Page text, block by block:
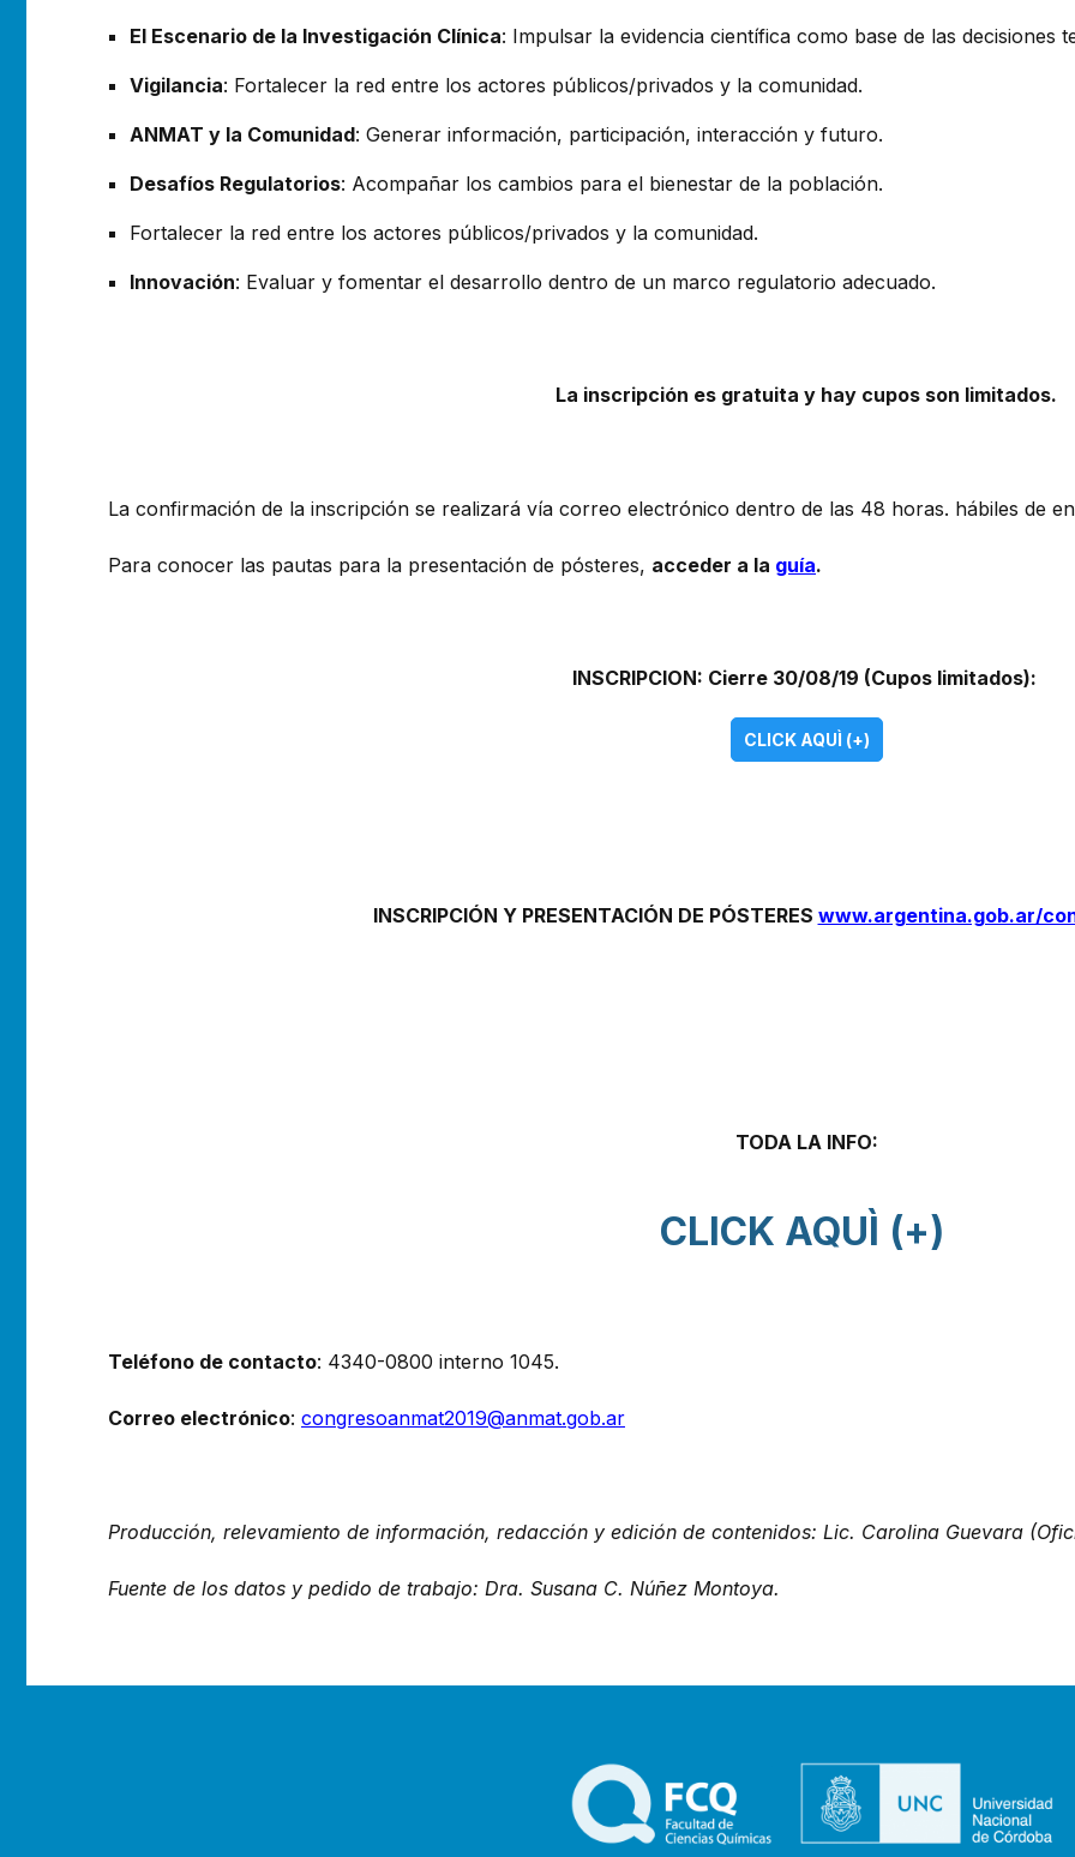
El Escenario de la Investigación Clínica: Impulsar la evidencia científica como base de las decisiones
Vigilancia: Fortalecer la red entre los actores públicos/privados y la comunidad.
ANMAT y la Comunidad: Generar información, participación, interacción y futuro.
Desafíos Regulatorios: Acompañar los cambios para el bienestar de la población.
Fortalecer la red entre los actores públicos/privados y la comunidad.
Innovación: Evaluar y fomentar el desarrollo dentro de un marco regulatorio adecuado.
La inscripción es gratuita y hay cupos son limitados.
La confirmación de la inscripción se realizará vía correo electrónico dentro de las 48 horas. hábiles de
Para conocer las pautas para la presentación de pósteres, acceder a la guía.
INSCRIPCION: Cierre 30/08/19 (Cupos limitados):
CLICK AQUÌ (+)
INSCRIPCIÓN Y PRESENTACIÓN DE PÓSTERES www.argentina.gob.ar/
TODA LA INFO:
CLICK AQUÌ (+)
Teléfono de contacto: 4340-0800 interno 1045.
Correo electrónico: congresoanmat2019@anmat.gob.ar
Producción, relevamiento de información, redacción y edición de contenidos: Lic. Carolina Guevara
Fuente de los datos y pedido de trabajo: Dra. Susana C. Núñez Montoya.